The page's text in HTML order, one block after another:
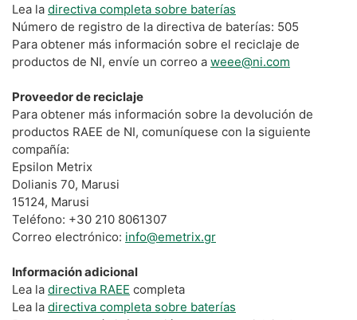
Lea la directiva completa sobre baterías
Número de registro de la directiva de baterías: 505
Para obtener más información sobre el reciclaje de
productos de NI, envíe un correo a weee@ni.com
Proveedor de reciclaje
Para obtener más información sobre la devolución de
productos RAEE de NI, comuníquese con la siguiente
compañía:
Epsilon Metrix
Dolianis 70, Marusi
15124, Marusi
Teléfono: +30 210 8061307
Correo electrónico: info@emetrix.gr
Información adicional
Lea la directiva RAEE completa
Lea la directiva completa sobre baterías